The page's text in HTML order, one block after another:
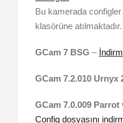
Bu kamerada configler
klasörüne atılmaktadır.
GCam 7 BSG –
GCam 7.2.010 Urnyx
GCam 7.0.009 Parrot
Config dosyasını